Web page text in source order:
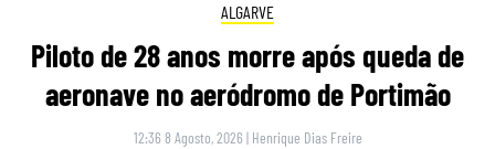
ALGARVE
Piloto de 28 anos morre após queda de
aeronave no aeródromo de Portimão
12:36 8 Agosto, 2026 | Henrique Dias Freire